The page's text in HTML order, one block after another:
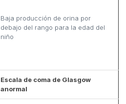
Baja producción de orina por
debajo del rango para la edad del
niño
Escala de coma de Glasgow
anormal